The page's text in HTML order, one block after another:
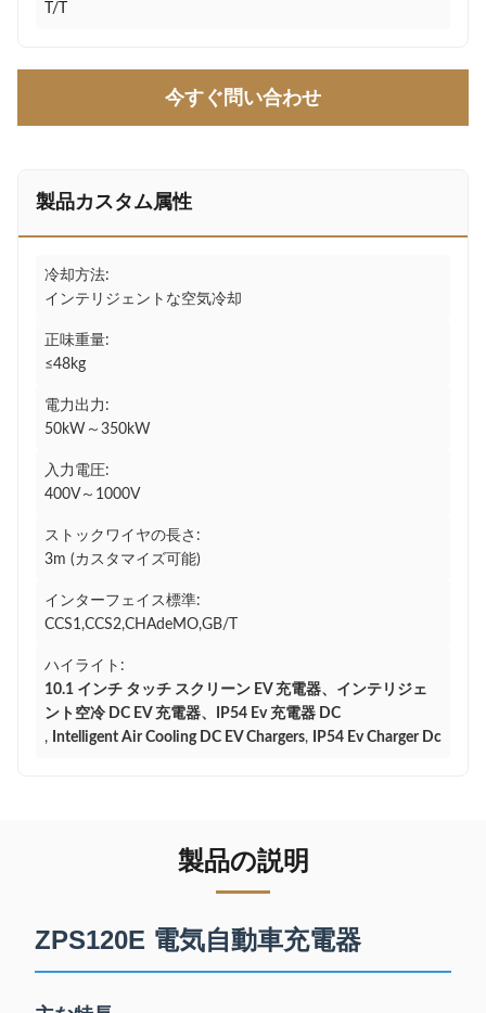
T/T
今すぐ問い合わせ
製品カスタム属性
冷却方法:
インテリジェントな空気冷却
正味重量:
≤48kg
電力出力:
50kW～350kW
入力電圧:
400V～1000V
ストックワイヤの長さ:
3m (カスタマイズ可能)
インターフェイス標準:
CCS1,CCS2,CHAdeMO,GB/T
ハイライト:
10.1 インチ タッチ スクリーン EV 充電器、インテリジェ
ント空冷 DC EV 充電器、IP54 Ev 充電器 DC
, Intelligent Air Cooling DC EV Chargers, IP54 Ev Charger Dc
製品の説明
ZPS120E 電気自動車充電器